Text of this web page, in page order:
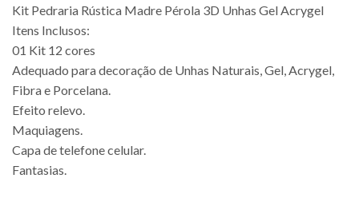
Kit Pedraria Rústica Madre Pérola 3D Unhas Gel Acrygel
Itens Inclusos:
01 Kit 12 cores
Adequado para decoração de Unhas Naturais, Gel, Acrygel,
Fibra e Porcelana.
Efeito relevo.
Maquiagens.
Capa de telefone celular.
Fantasias.